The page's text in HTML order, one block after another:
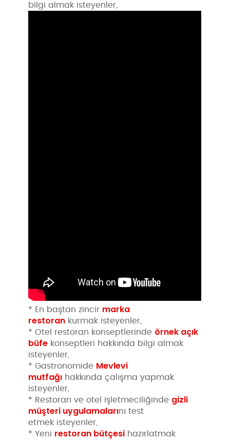
bilgi almak isteyenler,
* En baştan zincir marka
restoran kurmak isteyenler,
* Otel restoran konseptlerinde örnek açık
büfe konseptleri hakkında bilgi almak
isteyenler,
* Gastronomide Mevlevi
mutfağı hakkında çalışma yapmak
isteyenler,
* Restoran ve otel işletmeciliğinde gizli
müşteri uygulamalarını test
etmek isteyenler,
* Yeni restoran bütçesi hazırlatmak